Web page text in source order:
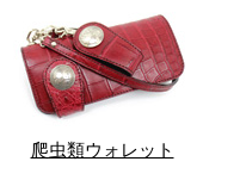
爬虫類ウォレット